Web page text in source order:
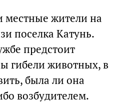
жители на
поселка Катунь.
предстоит
гибели животных, в
была ли она
возбудителем.